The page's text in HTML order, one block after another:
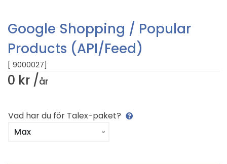
Google Shopping / Popular
Products (API/Feed)
[ 9000027]
0 kr /år
Vad har du för Talex-paket?